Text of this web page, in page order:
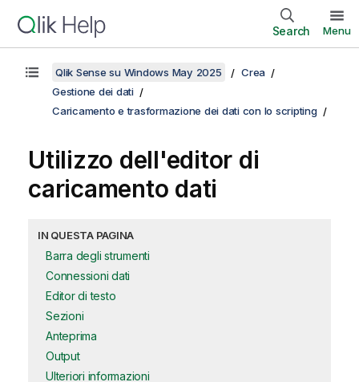
Search Menu
Qlik Sense su Windows May 2025
Crea
Gestione dei dati
Caricamento e trasformazione dei dati con lo scripting
Utilizzo dell'editor di
caricamento dati
IN QUESTA PAGINA
Barra degli strumenti
Connessioni dati
Editor di testo
Sezioni
Anteprima
Output
Ulteriori informazioni